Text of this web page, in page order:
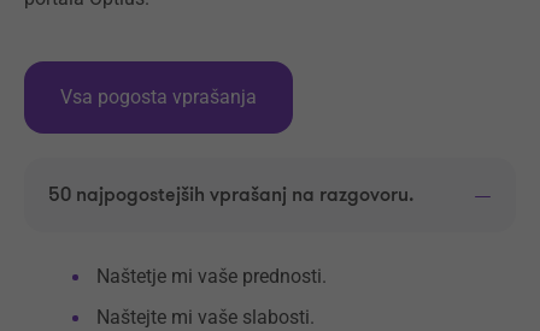
Vsa pogosta vprašanja
50 najpogostejših vprašanj na razgovoru.
Naštetje mi vaše prednosti.
Naštejte mi vaše slabosti.